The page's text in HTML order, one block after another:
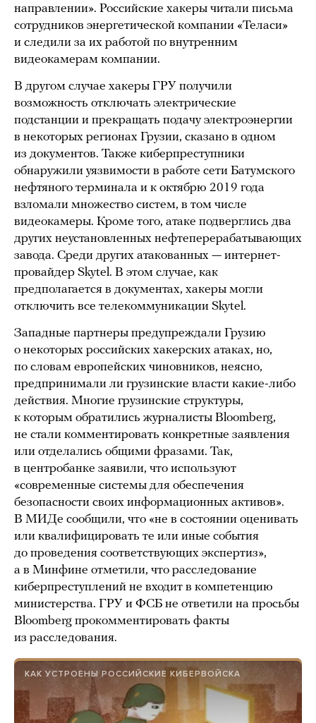
направлении». Российские хакеры читали письма
сотрудников энергетической компании «Теласи»
и следили за их работой по внутренним
видеокамерам компании.
В другом случае хакеры ГРУ получили
возможность отключать электрические
подстанции и прекращать подачу электроэнергии
в некоторых регионах Грузии, сказано в одном
из документов. Также киберпреступники
обнаружили уязвимости в работе сети Батумского
нефтяного терминала и к октябрю 2019 года
взломали множество систем, в том числе
видеокамеры. Кроме того, атаке подверглись два
других неустановленных нефтеперерабатывающих
завода. Среди других атакованных — интернет-
провайдер Skytel. В этом случае, как
предполагается в документах, хакеры могли
отключить все телекоммуникации Skytel.
Западные партнеры предупреждали Грузию
о некоторых российских хакерских атаках, но,
по словам европейских чиновников, неясно,
предпринимали ли грузинские власти какие-либо
действия. Многие грузинские структуры,
к которым обратились журналисты Bloomberg,
не стали комментировать конкретные заявления
или отделались общими фразами. Так,
в центробанке заявили, что используют
«современные системы для обеспечения
безопасности своих информационных активов».
В МИДе сообщили, что «не в состоянии оценивать
или квалифицировать те или иные события
до проведения соответствующих экспертиз»,
а в Минфине отметили, что расследование
киберпреступлений не входит в компетенцию
министерства. ГРУ и ФСБ не ответили на просьбы
Bloomberg прокомментировать факты
из расследования.
КАК УСТРОЕНЫ РОССИЙСКИЕ КИБЕРВОЙСКА